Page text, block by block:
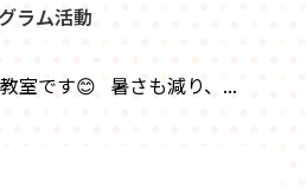
ラム活動
室です😊 暑さも減り、...